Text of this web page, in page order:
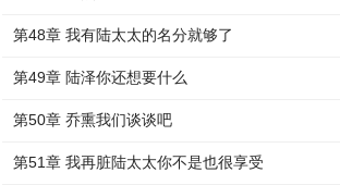
第48章 我有陆太太的名分就够了
第49章 陆泽你还想要什么
第50章 乔熏我们谈谈吧
第51章 我再脏陆太太你不是也很享受